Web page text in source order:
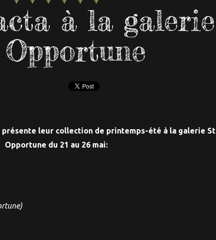
à la galerie
présente leur collection de printemps-été à la galerie St
Opportune du 21 au 26 mai: